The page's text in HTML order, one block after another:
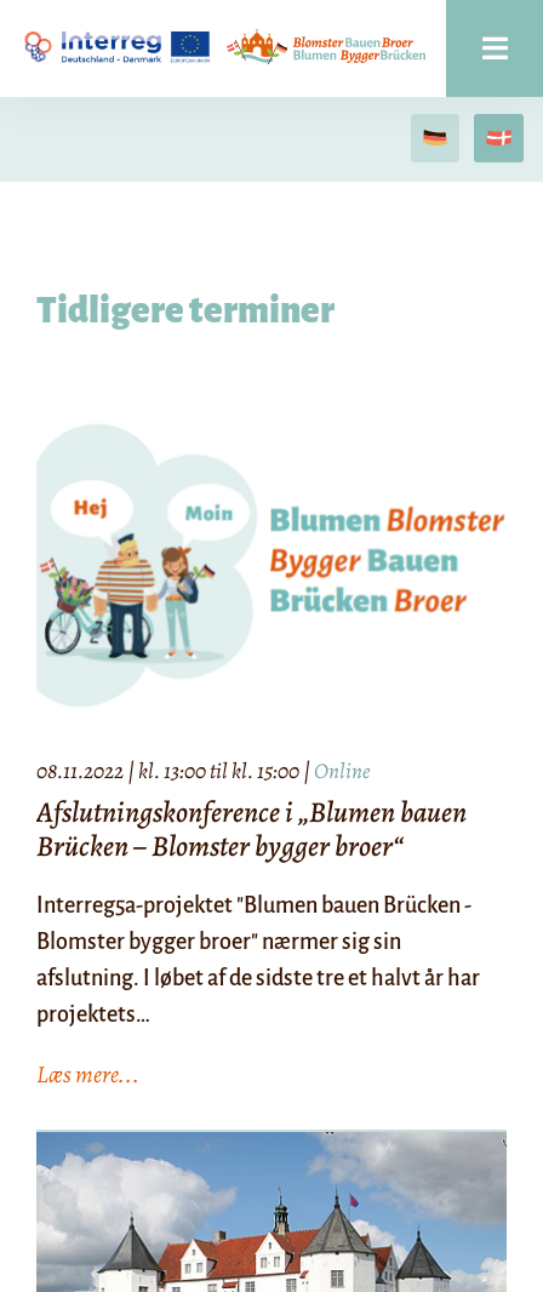
Tidligere terminer
08.11.2022 | kl. 13:00 til kl. 15:00 | Online
Afslutningskonference i „Blumen bauen
Brücken – Blomster bygger broer“
Interreg5a-projektet "Blumen bauen Brücken -
Blomster bygger broer" nærmer sig sin
afslutning. I løbet af de sidste tre et halvt år har
projektets…
Læs mere...